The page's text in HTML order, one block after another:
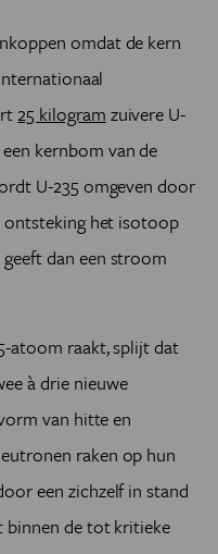
omdat de kern
25 kilogram zuivere U-
kernbom van de
U-235 omgeven door
ontsteking het isotoop
dan een stroom
atoom raakt, splijt dat
à drie nieuwe
van hitte en
raken op hun
een zichzelf in stand
binnen de tot kritieke